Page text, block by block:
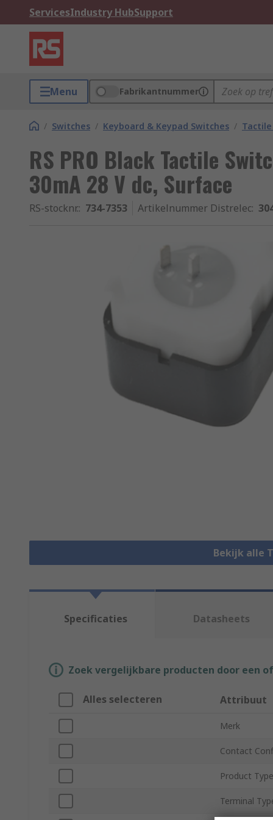
ServicesIndustry HubSupport
Menu Fabrikantnummer
/ Switches / Keyboard & Keypad Switches /
RS PRO Black Tactile
30mA 28 V dc, Surface
RS-stocknr.: 734-7353 Artikelnummer Distrelec:
Bekijk alle
Specificaties Datasheets
Zoek vergelijkbare producten door een
Alles selecteren Attribuut
Merk
Contact
Product Type
Terminal